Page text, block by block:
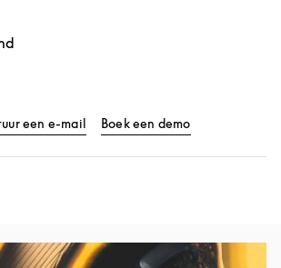
in New Tab
een e-mail Boek een demo